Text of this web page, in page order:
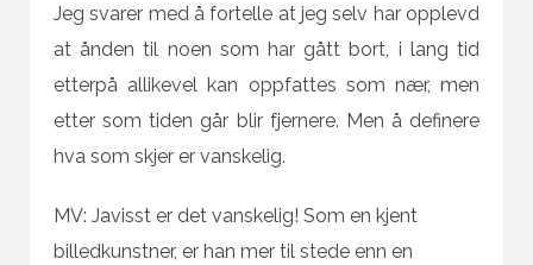
Jeg svarer med å fortelle at jeg selv har opplevd
at ånden til noen som har gått bort, i lang tid
etterpå allikevel kan oppfattes som nær, men
etter som tiden går blir fjernere. Men å definere
hva som skjer er vanskelig.
MV: Javisst er det vanskelig! Som en kjent
billedkunstner, er han mer til stede enn en